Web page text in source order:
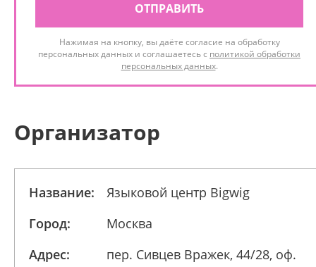
ОТПРАВИТЬ
Нажимая на кнопку, вы даёте согласие на обработку
персональных данных и соглашаетесь с политикой обработки
персональных данных.
Организатор
Название:
Языковой центр Bigwig
Город:
Москва
Адрес:
пер. Сивцев Вражек, 44/28, оф.